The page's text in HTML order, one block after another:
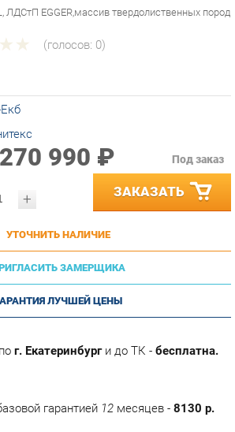
990 ₽
ЗАКАЗАТЬ
УТОЧНИТЬ НАЛИЧИЕ
ЗАМЕРЩИКА
ЛУЧШЕЙ ЦЕНЫ
г. Екатеринбурги до ТК -бесплатна.